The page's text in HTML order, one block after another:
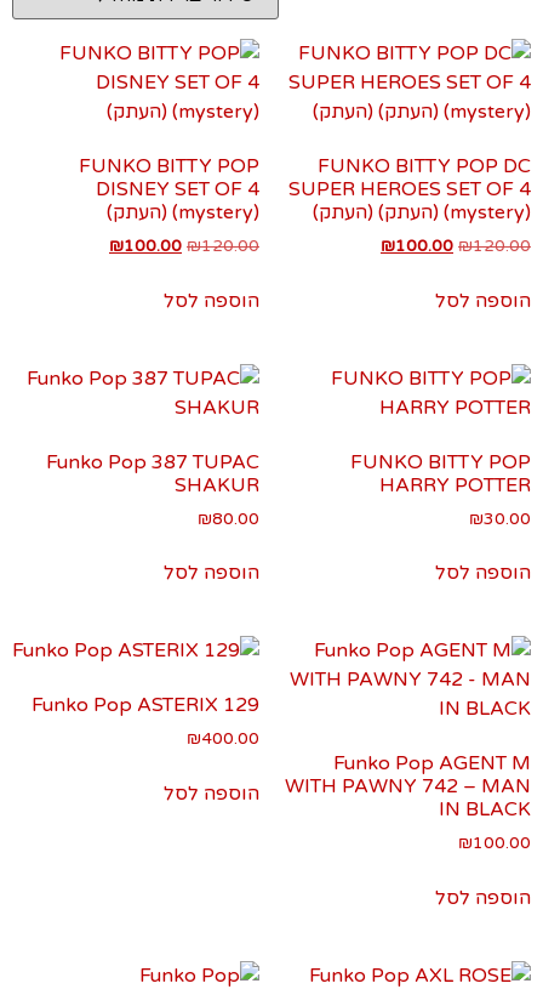
FUNKO BITTY POP DC
SUPER HEROES SET OF 4
(mystery) (העתק) (העתק)
₪120.00
₪100.00
הוספה לסל
FUNKO BITTY POP
DISNEY SET OF 4
(mystery) (העתק)
₪120.00
₪100.00
הוספה לסל
FUNKO BITTY POP
HARRY POTTER
₪30.00
הוספה לסל
Funko Pop 387 TUPAC
SHAKUR
₪80.00
הוספה לסל
Funko Pop AGENT M
WITH PAWNY 742 – MAN
IN BLACK
₪100.00
הוספה לסל
Funko Pop ASTERIX 129
₪400.00
הוספה לסל